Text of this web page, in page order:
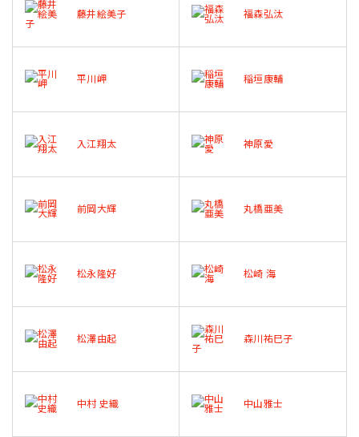
藤井絵美子 福森弘汰
平川岬 稲垣康輔
入江翔太 神原愛
前岡大輝 丸橋亜美
松永隆好 松崎 海
松澤由起 森川祐巳子
中村 史織 中山雅士